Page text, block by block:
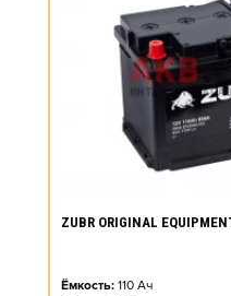
ZUBR ORIGINAL
Ёмкость: 110 Ач